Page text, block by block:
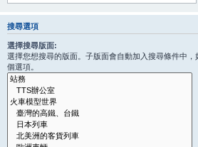
搜尋選項
選擇搜尋版面:
選擇您想搜尋的版面。子版面會自動加入搜尋條件中
個選項。